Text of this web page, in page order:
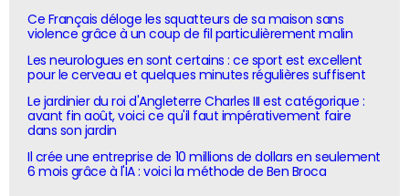
Ce Français déloge les squatteurs de sa maison sans
violence grâce à un coup de fil particulièrement malin
Les neurologues en sont certains : ce sport est excellent
pour le cerveau et quelques minutes régulières suffisent
Le jardinier du roi d'Angleterre Charles III est catégorique :
avant fin août, voici ce qu'il faut impérativement faire
dans son jardin
Il crée une entreprise de 10 millions de dollars en seulement
6 mois grâce à l'IA : voici la méthode de Ben Broca